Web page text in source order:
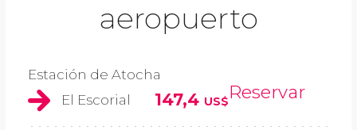
aeropuerto
Estación de Atocha
El Escorial
147,4 US$Reservar